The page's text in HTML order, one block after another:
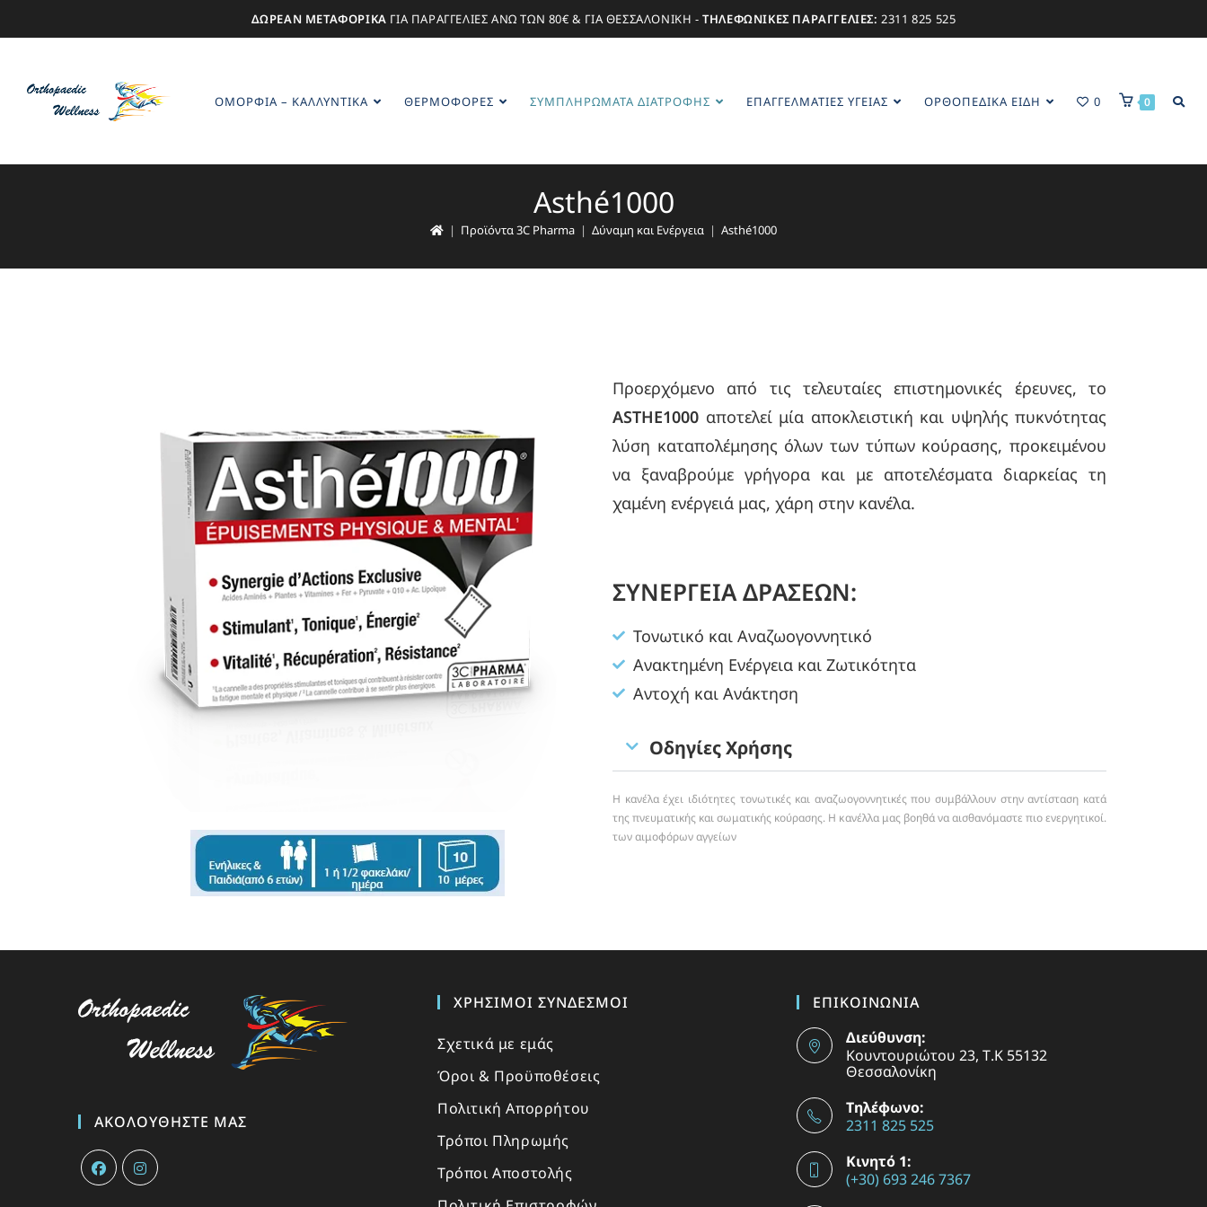
ΔΩΡΕΑΝ ΜΕΤΑΦΟΡΙΚΑ ΓΙΑ ΠΑΡΑΓΓΕΛΙΕΣ ΑΝΩ ΤΩΝ 80€ & ΓΙΑ ΘΕΣΣΑΛΟΝΙΚΗ -ΤΗΛΕΦΩΝΙΚΕΣ ΠΑΡΑΓΓΕΛΙΕΣ: 2311 825 525
ΟΜΟΡΦΙΆ – ΚΑΛΛΥΝΤΙΚΆ ΘΕΡΜΟΦΌΡΕΣ ΣΥΜΠΛΗΡΏΜΑΤΑ ΔΙΑΤΡΟΦΉΣ ΕΠΑΓΓΕΛΜΑΤΊΕΣ ΥΓΕΊΑΣ ΟΡΘΟΠΕΔΙΚΑ ΕΙΔΗ 0 0
Asthé1000
| Προϊόντα 3C Pharma | Δύναμη και Ενέργεια | Asthé1000
Προερχόμενο από τις τελευταίες επιστημονικές έρευνες, το
ASTHE1000 αποτελεί μία αποκλειστική και υψηλής πυκνότητας
λύση καταπολέμησης όλων των τύπων κούρασης, προκειμένου
να ξαναβρούμε γρήγορα και με αποτελέσματα διαρκείας τη
χαμένη ενέργειά μας, χάρη στην κανέλα.
ΣΥΝΕΡΓΕΙΑ ΔΡΑΣΕΩΝ:
Τονωτικό και Αναζωογοννητικό
Ανακτημένη Ενέργεια και Ζωτικότητα
Αντοχή και Ανάκτηση
Οδηγίες Χρήσης
Η κανέλα έχει ιδιότητες τονωτικές και αναζωογοννητικές που συμβάλλουν στην αντίσταση κατά
της πνευματικής και σωματικής κούρασης. Η κανέλλα μας βοηθά να αισθανόμαστε πιο ενεργητικοί.
των αιμοφόρων αγγείων
ΑΚΟΛΟΥΘΉΣΤΕ ΜΑΣ
ΧΡΉΣΙΜΟΙ ΣΎΝΔΕΣΜΟΙ
Σχετικά με εμάς
Όροι & Προϋποθέσεις
Πολιτική Απορρήτου
Τρόποι Πληρωμής
Τρόποι Αποστολής
ΕΠΙΚΟΙΝΩΝΙΑ
Διεύθυνση:
Κουντουριώτου 23, Τ.Κ 55132
Θεσσαλονίκη
Τηλέφωνο:
2311 825 525
Κινητό 1:
(+30) 693 246 7367